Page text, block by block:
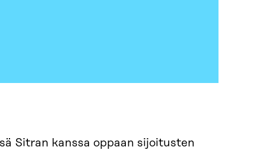
Sitran kanssa oppaan sijoitusten